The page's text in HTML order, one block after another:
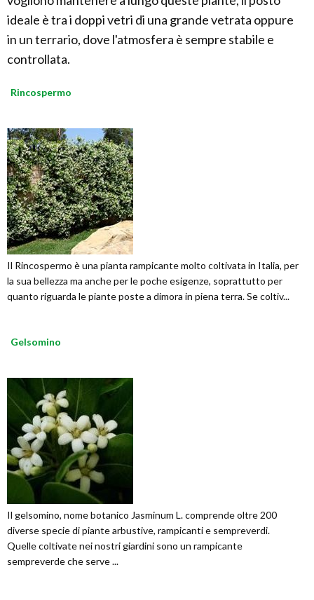
ideale è tra i doppi vetri di una grande vetrata oppure
in un terrario, dove l'atmosfera è sempre stabile e
controllata.
Rincospermo
Il Rincospermo è una pianta rampicante molto coltivata in Italia, per
la sua bellezza ma anche per le poche esigenze, soprattutto per
quanto riguarda le piante poste a dimora in piena terra. Se coltiv...
Gelsomino
Il gelsomino, nome botanico Jasminum L. comprende oltre 200
diverse specie di piante arbustive, rampicanti e sempreverdi.
Quelle coltivate nei nostri giardini sono un rampicante
sempreverde che serve ...